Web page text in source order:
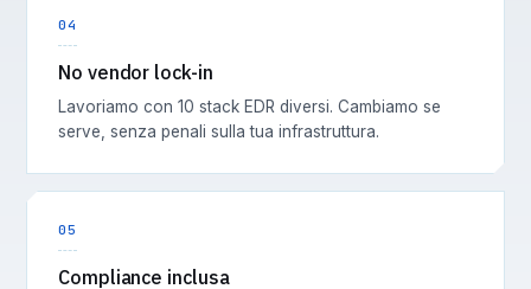
04
No vendor lock-in
Lavoriamo con 10 stack EDR diversi. Cambiamo se
serve, senza penali sulla tua infrastruttura.
05
Compliance inclusa